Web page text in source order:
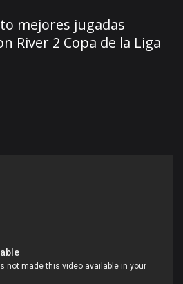
mejores jugadas
River 2 Copa de la Liga